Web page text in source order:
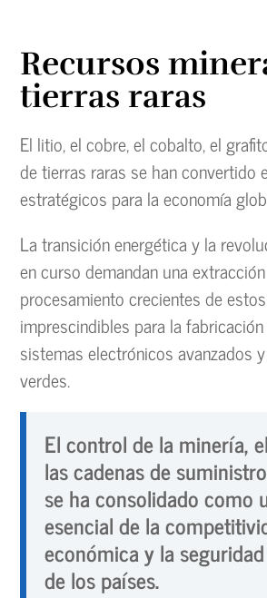
Recursos
tierras raras
El litio, el cobre, el cobalto, el
de tierras raras se han convertido
estratégicos para la economía
La transición energética y la
en curso demandan una
procesamiento crecientes de
imprescindibles para la
sistemas electrónicos avanzados
verdes.
El control de la minería,
las cadenas de
se ha consolidado como
esencial de la
económica y la
de los países.